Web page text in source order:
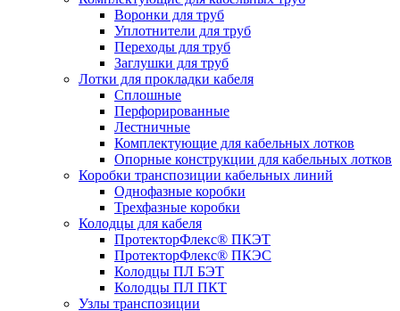
Воронки для труб
Уплотнители для труб
Переходы для труб
Заглушки для труб
Лотки для прокладки кабеля
Сплошные
Перфорированные
Лестничные
Комплектующие для кабельных лотков
Опорные конструкции для кабельных лотков
Коробки транспозиции кабельных линий
Однофазные коробки
Трехфазные коробки
Колодцы для кабеля
ПротекторФлекс® ПКЭТ
ПротекторФлекс® ПКЭС
Колодцы ПЛ БЭТ
Колодцы ПЛ ПКТ
Узлы транспозиции